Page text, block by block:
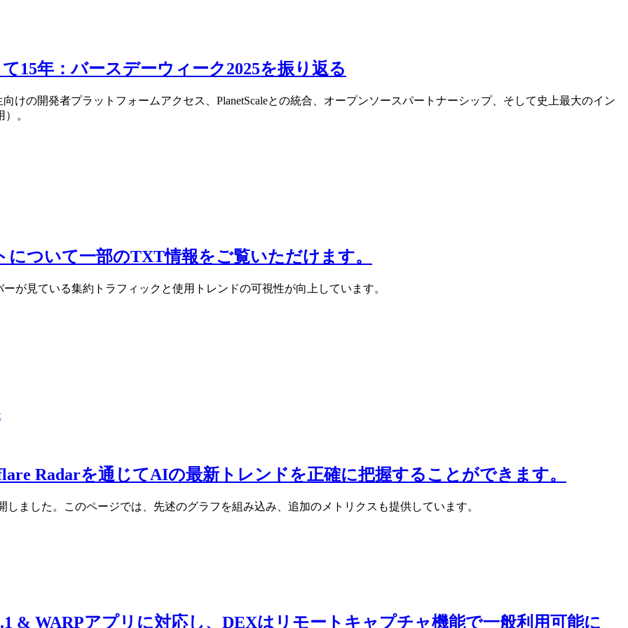
15年：バースデーウィーク2025を振り返る
けの開発者プラットフォームアクセス、PlanetScaleとの統合、オープンソースパートナーシップ、そして史上最大のイン
。
ついて一部のTXT情報をご覧いただけます。
が見ている集約トラフィックと使用トレンドの可視性が向上しています。
Radarを通じてAIの最新トレンドを正確に把握することができます。
しました。このページでは、先述のグラフを組み込み、追加のメトリクスも提供しています。
& WARPアプリに対応し、DEXはリモートキャプチャ機能で一般利用可能に